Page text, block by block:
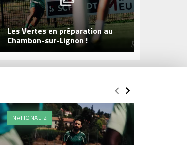
Les Vertes en préparation au
Chambon-sur-Lignon !
NATIONAL 2